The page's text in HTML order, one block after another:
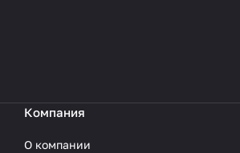
Компания
О компании